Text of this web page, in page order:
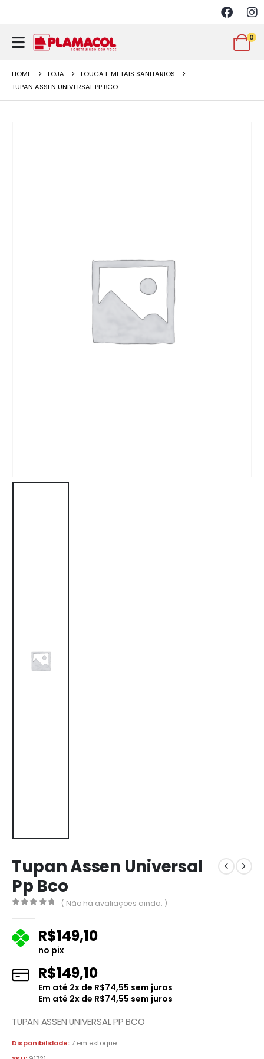
0
HOME LOJA
LOUCA E METAIS SANITARIOS
TUPAN ASSEN UNIVERSAL PP BCO
Tupan Assen Universal
Pp Bco
( Não há avaliações ainda. )
R$149,10
no pix
R$149,10
Em até 2x de R$74,55 sem juros
Em até 2x de R$74,55 sem juros
TUPAN ASSEN UNIVERSAL PP BCO
Disponibilidade:7 em estoque